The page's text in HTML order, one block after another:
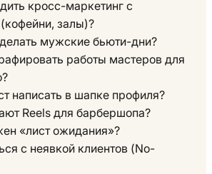
кросс-маркетинг с
залы)?
мужские бьюти-дни?
работы мастеров для
написать в шапке профиля?
Reels для барбершопа?
«лист ожидания»?
с неявкой клиентов (No-